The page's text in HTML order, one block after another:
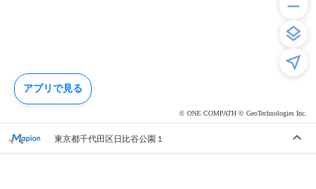
© ONE COMPATH © GeoTechnologies Inc.
東京都千代田区日比谷公園１
アプリで見る